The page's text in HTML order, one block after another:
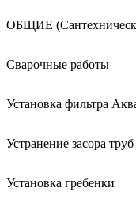
ОБЩИЕ
Сварочные работы
Установка фильтра
Устранение засора
Установка гребенки